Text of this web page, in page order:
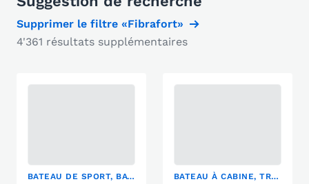
Supprimer le filtre «Fibrafort»
4'361 résultats supplémentaires
BATEAU DE SPORT, BATEAU À CABINE, YACHT À MOTEUR BATEAU À CABINE, TRAWLER